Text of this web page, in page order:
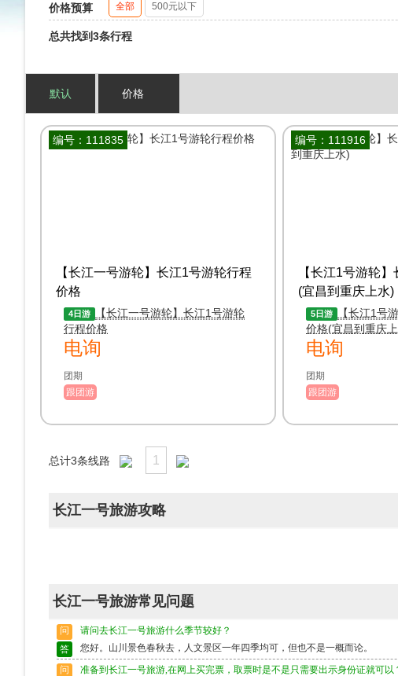
价格预算 全部 500元以下
总共找到3条行程
默认 价格
编号：111835
【长江一号游轮】长江1号游轮行程
价格
4日游
【长江一号游轮】长江1号游轮
行程价格
电询
团期
跟团游
编号：111916
【长江1号游轮
(宜昌到重庆上水)
5日游
【长江1号
价格(宜昌到重庆
电询
团期
跟团游
总计3条线路 1
长江一号旅游攻略
长江一号旅游常见问题
问
请问去长江一号旅游什么季节较好？
答
您好。山川景色春秋去，人文景区一年四季均可，但也不是一概而论。
问
准备到长江一号旅游,在网上买完票，取票时是不是只需要出示身份证就可以